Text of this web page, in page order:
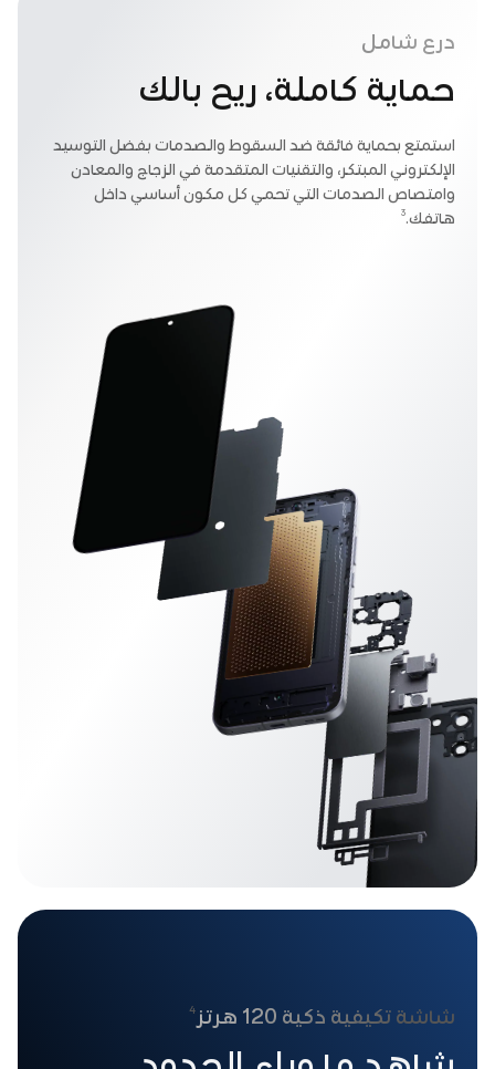
درع شامل
حماية كاملة، ريح بالك
استمتع بحماية فائقة ضد السقوط والصدمات بفضل التوسيد
الإلكتروني المبتكر، والتقنيات المتقدمة في الزجاج والمعادن
وامتصاص الصدمات التي تحمي كل مكون أساسي داخل
هاتفك.3
شاشة تكيفية ذكية 120 هرتز 4